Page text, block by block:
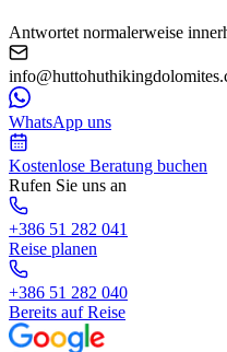
Antwortet normalerweise
WhatsApp uns
Kostenlose Beratung buchen
Rufen Sie uns an
+386 51 282 041
Reise planen
+386 51 282 040
Bereits auf Reise